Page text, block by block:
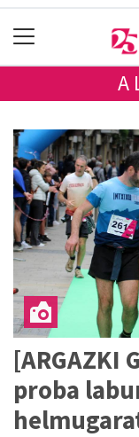
[ARGAZKI
proba